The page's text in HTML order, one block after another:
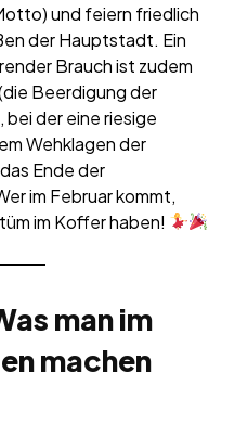
und feiern friedlich
der Hauptstadt. Ein
Brauch ist zudem
Beerdigung der
der eine riesige
Wehklagen der
Ende der
im Februar kommt,
im Koffer haben!
man im
machen